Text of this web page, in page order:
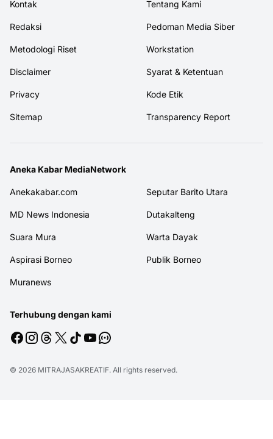
Kontak Tentang Kami
Redaksi Pedoman Media Siber
Metodologi Riset Workstation
Disclaimer Syarat & Ketentuan
Privacy Kode Etik
Sitemap Transparency Report
Aneka Kabar MediaNetwork
Anekakabar.com Seputar Barito Utara
MD News Indonesia Dutakalteng
Suara Mura Warta Dayak
Aspirasi Borneo Publik Borneo
Muranews
Terhubung dengan kami
© 2026 MITRAJASAKREATIF. All rights reserved.